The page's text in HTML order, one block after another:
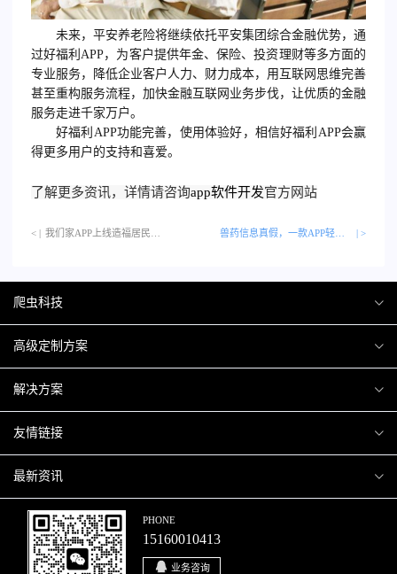
未来，平安养老险将继续依托平安集团综合金融优势，通
过好福利APP，为客户提供年金、保险、投资理财等多方面的
专业服务，降低企业客户人力、财力成本，用互联网思维完善
甚至重构服务流程，加快金融互联网业务步伐，让优质的金融
服务走进千家万户。
好福利APP功能完善，使用体验好，相信好福利APP会赢
得更多用户的支持和喜爱。
了解更多资讯，详情请咨询app软件开发官方网站
< | 我们家APP上线造福居民… | >
爬虫科技
爬虫案例
关于爬虫
高级定制方案
H5互动营销
微信小程序
移动APP
解决方案
商城解决方案
商城会员积分商城解决方案
网站解决方案
智慧校园解决方案
友情链接
厦门小程序开发
厦门APP开发
厦门微商城开发
最新资讯
行业资讯
爬虫动态
PHONE
15160010413
业务咨询